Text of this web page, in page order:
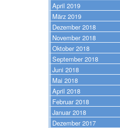
April 2019
März 2019
Dezember 2018
November 2018
Oktober 2018
September 2018
Juni 2018
Mai 2018
April 2018
Februar 2018
Januar 2018
Dezember 2017